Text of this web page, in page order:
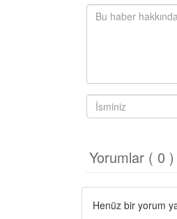
Yorumlar ( 0 )
Henüz bir yorum